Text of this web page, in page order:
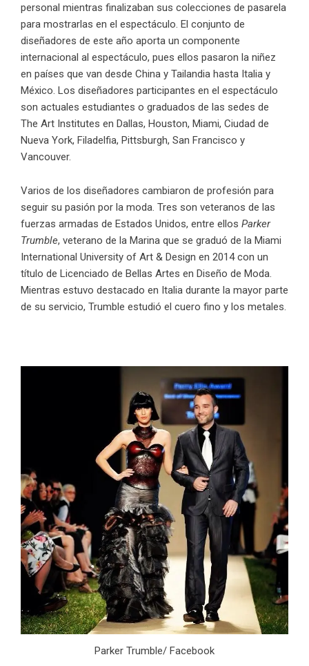
personal mientras finalizaban sus colecciones de pasarela
para mostrarlas en el espectáculo. El conjunto de
diseñadores de este año aporta un componente
internacional al espectáculo, pues ellos pasaron la niñez
en países que van desde China y Tailandia hasta Italia y
México. Los diseñadores participantes en el espectáculo
son actuales estudiantes o graduados de las sedes de
The Art Institutes en Dallas, Houston, Miami, Ciudad de
Nueva York, Filadelfia, Pittsburgh, San Francisco y
Vancouver.
Varios de los diseñadores cambiaron de profesión para
seguir su pasión por la moda. Tres son veteranos de las
fuerzas armadas de Estados Unidos, entre ellos Parker
Trumble, veterano de la Marina que se graduó de la Miami
International University of Art & Design en 2014 con un
título de Licenciado de Bellas Artes en Diseño de Moda.
Mientras estuvo destacado en Italia durante la mayor parte
de su servicio, Trumble estudió el cuero fino y los metales.
Parker Trumble/ Facebook